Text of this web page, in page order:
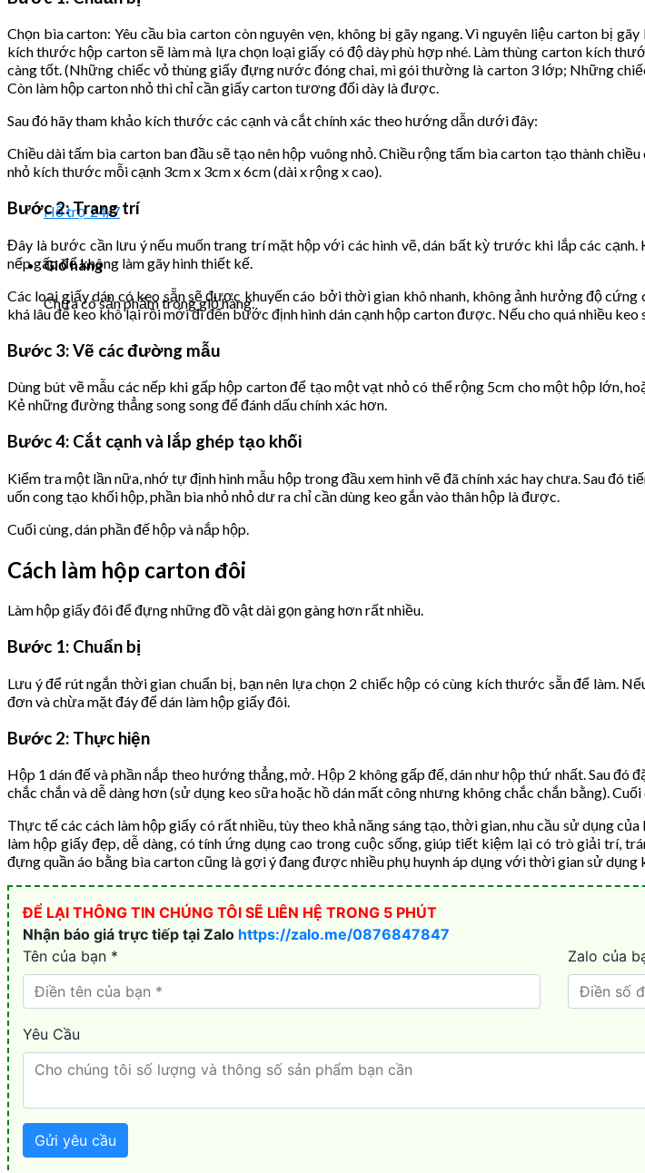
Hỗ trợ 24/7
Giỏ hàng
Chưa có sản phẩm trong giỏ hàng.
Chọn bìa carton: Yêu cầu bìa carton còn nguyên vẹn, không bị gãy ngang. Vì nguyên liệu carton bị
kích thước hộp carton sẽ làm mà lựa chọn loại giấy có độ dày phù hợp nhé. Làm thùng carton kích
càng tốt. (Những chiếc vỏ thùng giấy đựng nước đóng chai, mì gói thường là carton 3 lớp; Những
Còn làm hộp carton nhỏ thì chỉ cần giấy carton tương đối dày là được.
Sau đó hãy tham khảo kích thước các cạnh và cắt chính xác theo hướng dẫn dưới đây:
Chiều dài tấm bìa carton ban đầu sẽ tạo nên hộp vuông nhỏ. Chiều rộng tấm bìa carton tạo thành
nhỏ kích thước mỗi cạnh 3cm x 3cm x 6cm (dài x rộng x cao).
Bước 2: Trang trí
Đây là bước cần lưu ý nếu muốn trang trí mặt hộp với các hình vẽ, dán bất kỳ trước khi lắp các
nếp gấp để không làm gãy hình thiết kế.
Các loại giấy dán có keo sẵn sẽ được khuyến cáo bởi thời gian khô nhanh, không ảnh hưởng độ
khá lâu để keo khô lại rồi mới đi đến bước định hình dán cạnh hộp carton được. Nếu cho quá nhiều
Bước 3: Vẽ các đường mẫu
Dùng bút vẽ mẫu các nếp khi gấp hộp carton để tạo một vạt nhỏ có thể rộng 5cm cho một hộp lớn,
Kẻ những đường thẳng song song để đánh dấu chính xác hơn.
Bước 4: Cắt cạnh và lắp ghép tạo khối
Kiểm tra một lần nữa, nhớ tự định hình mẫu hộp trong đầu xem hình vẽ đã chính xác hay chưa. Sau đó
uốn cong tạo khối hộp, phần bìa nhỏ nhỏ dư ra chỉ cần dùng keo gắn vào thân hộp là được.
Cuối cùng, dán phần đế hộp và nắp hộp.
Cách làm hộp carton đôi
Làm hộp giấy đôi để đựng những đồ vật dài gọn gàng hơn rất nhiều.
Bước 1: Chuẩn bị
Lưu ý để rút ngắn thời gian chuẩn bị, bạn nên lựa chọn 2 chiếc hộp có cùng kích thước sẵn để làm.
đơn và chừa mặt đáy để dán làm hộp giấy đôi.
Bước 2: Thực hiện
Hộp 1 dán đế và phần nắp theo hướng thẳng, mở. Hộp 2 không gấp đế, dán như hộp thứ nhất. Sau đó
chắc chắn và dễ dàng hơn (sử dụng keo sữa hoặc hồ dán mất công nhưng không chắc chắn bằng).
Thực tế các cách làm hộp giấy có rất nhiều, tùy theo khả năng sáng tạo, thời gian, nhu cầu sử dụng
làm hộp giấy đẹp, dễ dàng, có tính ứng dụng cao trong cuộc sống, giúp tiết kiệm lại có trò giải trí,
đựng quần áo bằng bìa carton cũng là gợi ý đang được nhiều phụ huynh áp dụng với thời gian sử dụng